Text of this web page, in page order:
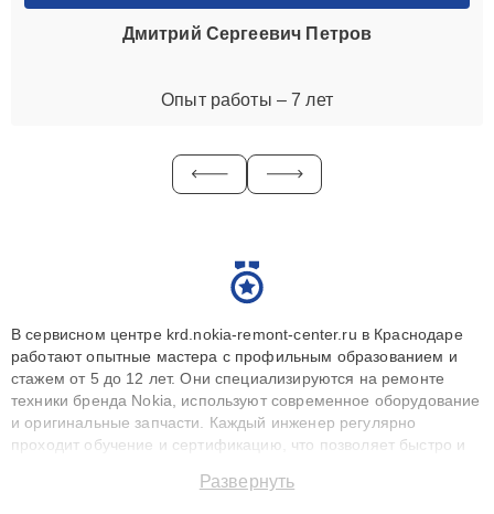
Дмитрий Сергеевич Петров
Опыт работы – 7 лет
В сервисном центре krd.nokia-remont-center.ru в Краснодаре
работают опытные мастера с профильным образованием и
стажем от 5 до 12 лет. Они специализируются на ремонте
техники бренда Nokia, используют современное оборудование
и оригинальные запчасти. Каждый инженер регулярно
проходит обучение и сертификацию, что позволяет быстро и
сохранением гарантии до 3 лет. Наши мастера решают
Развернуть